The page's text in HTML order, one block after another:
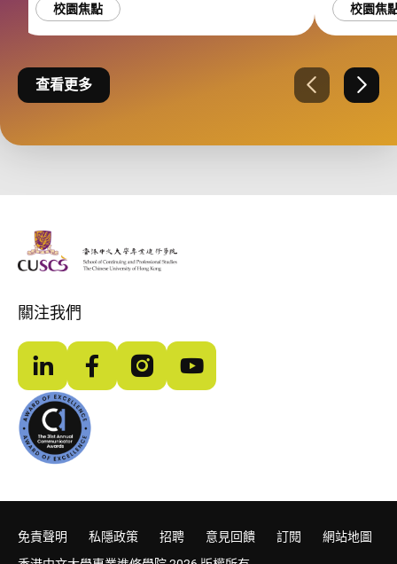
校園焦點 校園焦
查看更多
上一張 下一
The Chinese Univeristy of hong Kong
關注我們
LinkedInFacebookInstagramYouTube
免責聲明 私隱政策 招聘 意見回饋 訂閱
網站地圖